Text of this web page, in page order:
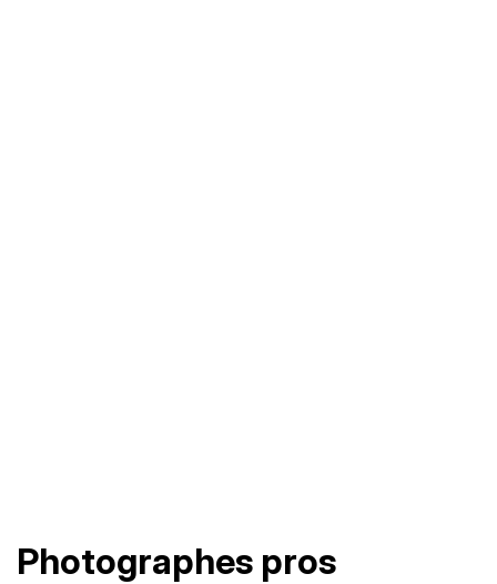
Photographes pros